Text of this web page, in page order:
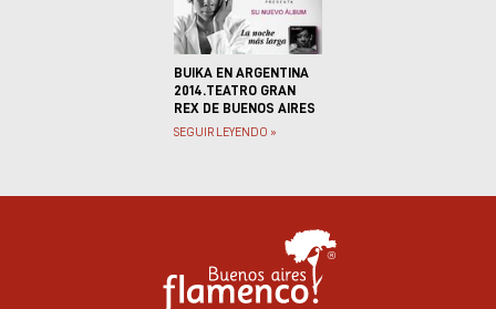
BUIKA EN ARGENTINA
2014.TEATRO GRAN
REX DE BUENOS AIRES
SEGUIR LEYENDO »